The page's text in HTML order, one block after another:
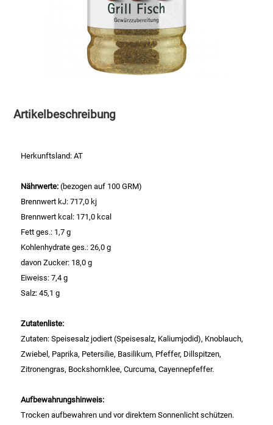
Speichermedien und Rohlinge
Spielzeug & Baby
Convenience Obst & Gemüse
Einwegartikel / Trinkhalme
Eistee
Feinkost-/Fischkonserve
Fertiggerichte trocken
Fruchtsaft
Artikelbeschreibung
Herkunftsland: AT
Nährwerte:(bezogen auf 100 GRM)
Brennwert kJ: 717,0 kj
Brennwert kcal: 171,0 kcal
Fett ges.: 1,7 g
Kohlenhydrate ges.: 26,0 g
davon Zucker: 18,0 g
Eiweiss: 7,4 g
Salz: 45,1 g
Zutatenliste:
Zutaten: Speisesalz jodiert (Speisesalz, Kaliumjodid), Knoblauch,
Zwiebel, Paprika, Petersilie, Basilikum, Pfeffer, Dillspitzen,
Zitronengras, Bockshornklee, Curcuma, Cayennepfeffer.
Aufbewahrungshinweis:
Trocken aufbewahren und vor direktem Sonnenlicht schützen.